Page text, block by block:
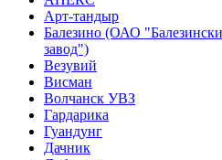
Арт-тандыр
Балезино (ОАО
завод")
Везувий
Висман
Волчанск УВЗ
Гардарика
Гуандунг
Дачник